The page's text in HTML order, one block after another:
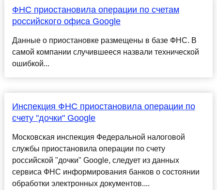
ФНС приостановила операции по счетам
российского офиса Google
Данные о приостановке размещены в базе ФНС. В
самой компании случившееся назвали технической
ошибкой...
Инспекция ФНС приостановила операции по
счету "дочки" Google
Московская инспекция Федеральной налоговой
службы приостановила операции по счету
российской "дочки" Google, следует из данных
сервиса ФНС информирования банков о состоянии
обработки электронных документов....